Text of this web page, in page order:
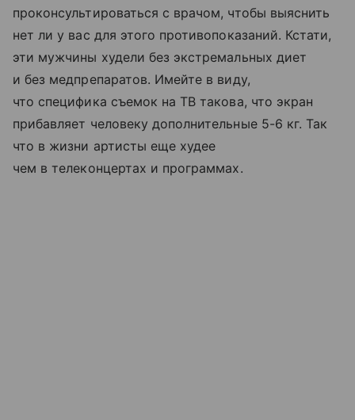
проконсультироваться с врачом, чтобы выяснить
нет ли у вас для этого противопоказаний. Кстати,
эти мужчины худели без экстремальных диет
и без медпрепаратов. Имейте в виду,
что специфика съемок на ТВ такова, что экран
прибавляет человеку дополнительные 5-6 кг. Так
что в жизни артисты еще худее
чем в телеконцертах и программах.